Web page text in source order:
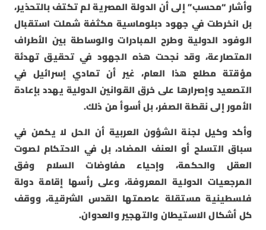
وأشار “محسب” إلى أن الدولة المصرية لم تكتف بالتحذير،
بل انخرطت في جهود دبلوماسية مكثفة شملت استقبال
الوفود الدولية وطرح المبادرات والوساطة بين الأطراف
المتصارعة، وقد نجحت هذه الجهود في تحقيق تهدئة
مؤقتة مطلع هذا العام، غير أن تمادي إسرائيل في
التصعيد وإصرارها على خرق القوانين الدولية يهدد بإعادة
الأمور إلى نقطة الصفر، بل أسوأ من ذلك.
وأكد وكيل لجنة الشؤون العربية أن الحل لا يكمن في
سباق التسلح أو العنف المضاد، بل في الاحتكام لصوت
العقل والحكمة، وإحياء مفاوضات السلام وفق
المرجعيات الدولية المعروفة، وعلى رأسها إقامة دولة
فلسطينية مستقلة عاصمتها القدس الشرقية، ووقف
كل أشكال الاستيطان والتهجير والعدوان.